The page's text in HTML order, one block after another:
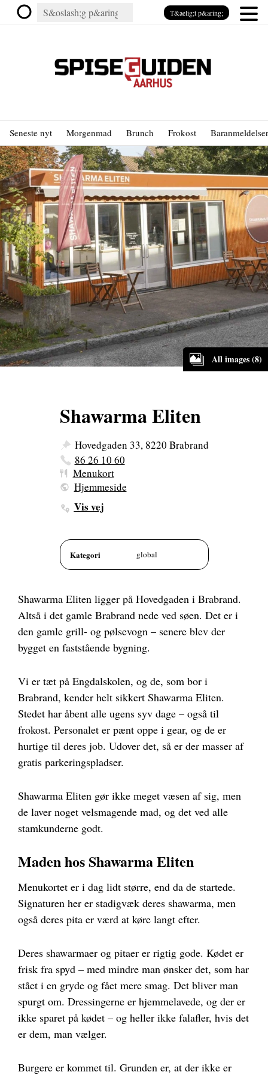
Seneste nyt Morgenmad Brunch Frokost Baranmeldelser
All images (8)
Shawarma Eliten
Hovedgaden 33, 8220 Brabrand
86 26 10 60
Menukort
Hjemmeside
Vis vej
Kategori global
Shawarma Eliten ligger på Hovedgaden i Brabrand.
Altså i det gamle Brabrand nede ved søen. Det er i
den gamle grill- og pølsevogn – senere blev der
bygget en faststående bygning.
Vi er tæt på Engdalskolen, og de, som bor i
Brabrand, kender helt sikkert Shawarma Eliten.
Stedet har åbent alle ugens syv dage – også til
frokost. Personalet er pænt oppe i gear, og de er
hurtige til deres job. Udover det, så er der masser af
gratis parkeringspladser.
Shawarma Eliten gør ikke meget væsen af sig, men
de laver noget velsmagende mad, og det ved alle
stamkunderne godt.
Maden hos Shawarma Eliten
Menukortet er i dag lidt større, end da de startede.
Signaturen her er stadigvæk deres shawarma, men
også deres pita er værd at køre langt efter.
Deres shawarmaer og pitaer er rigtig gode. Kødet er
frisk fra spyd – med mindre man ønsker det, som har
stået i en gryde og fået mere smag. Det bliver man
spurgt om. Dressingerne er hjemmelavede, og der er
ikke sparet på kødet – og heller ikke falafler, hvis det
er dem, man vælger.
Burgere er kommet til. Grunden er, at der ikke er
T&aelig;t p&aring;